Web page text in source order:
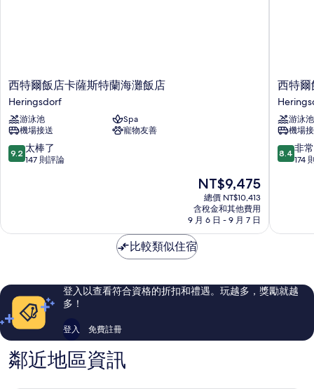
西
特
爾
飯
店
卡
薩
飯
西特爾飯店卡薩斯特蘭海灘飯店
Heringsdorf
游泳池
Spa
機場接送
寵物友善
9.2
分，
棒
評
論
9.2 太棒了
147 則評論
現
在
價
格
為
NT$9,475
NT$9,475
總價 NT$10,413
含稅金和其他費用
9 月 6 日 - 9 月 7 日
西
特
爾
飯
店
阿
爾
海
西特爾
游泳池
機場
8.4
分，
常
評
論
8.4 非
174
比較類似住宿
登入以查看符合資格的折扣和禮遇。玩越多，獎勵就越
多！
登入 免費註冊
鄰近地區資訊